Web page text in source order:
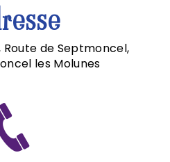
Route de Septmoncel,
les Molunes